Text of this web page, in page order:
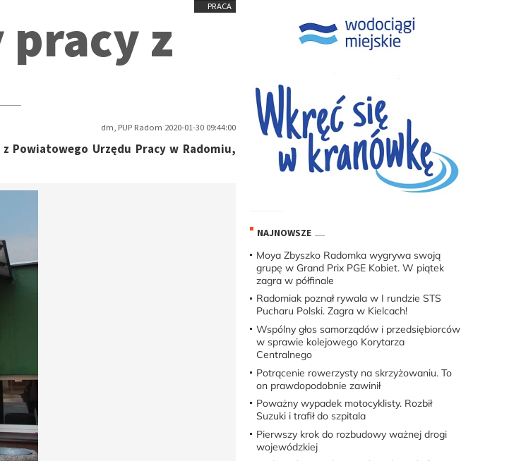
PRACA
z
dm, PUP Radom 2020-01-30 09:44:00
Powiatowego Urzędu Pracy w Radomiu,
NAJNOWSZE
Moya Zbyszko Radomka wygrywa swoją
grupę w Grand Prix PGE Kobiet. W piątek
zagra w półfinale
Radomiak poznał rywala w I rundzie STS
Pucharu Polski. Zagra w Kielcach!
Wspólny głos samorządów i przedsiębiorców
w sprawie kolejowego Korytarza
Centralnego
Potrącenie rowerzysty na skrzyżowaniu. To
on prawdopodobnie zawinił
Poważny wypadek motocyklisty. Rozbił
Suzuki i trafił do szpitala
Pierwszy krok do rozbudowy ważnej drogi
wojewódzkiej